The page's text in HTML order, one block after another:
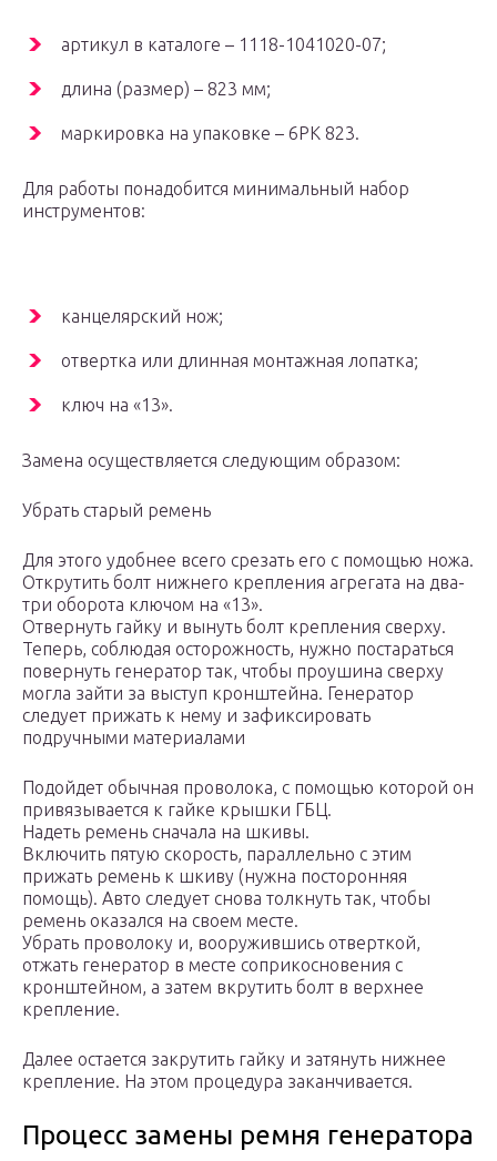
артикул в каталоге – 1118-1041020-07;
длина (размер) – 823 мм;
маркировка на упаковке – 6РК 823.
Для работы понадобится минимальный набор
инструментов:
канцелярский нож;
отвертка или длинная монтажная лопатка;
ключ на «13».
Замена осуществляется следующим образом:
Убрать старый ремень
Для этого удобнее всего срезать его с помощью ножа.
Открутить болт нижнего крепления агрегата на два-
три оборота ключом на «13».
Отвернуть гайку и вынуть болт крепления сверху.
Теперь, соблюдая осторожность, нужно постараться
повернуть генератор так, чтобы проушина сверху
могла зайти за выступ кронштейна. Генератор
следует прижать к нему и зафиксировать
подручными материалами
Подойдет обычная проволока, с помощью которой он
привязывается к гайке крышки ГБЦ.
Надеть ремень сначала на шкивы.
Включить пятую скорость, параллельно с этим
прижать ремень к шкиву (нужна посторонняя
помощь). Авто следует снова толкнуть так, чтобы
ремень оказался на своем месте.
Убрать проволоку и, вооружившись отверткой,
отжать генератор в месте соприкосновения с
кронштейном, а затем вкрутить болт в верхнее
крепление.
Далее остается закрутить гайку и затянуть нижнее
крепление. На этом процедура заканчивается.
Процесс замены ремня генератора